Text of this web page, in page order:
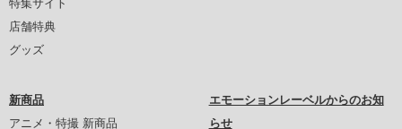
特集サイト
店舗特典
グッズ
新商品
アニメ・特撮 新商品
エモーションレーベルからのお知
らせ